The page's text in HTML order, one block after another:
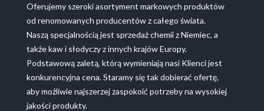
Oferujemy szeroki asortyment markowych produktów
od renomowanych producentów z całego świata.
Naszą specjalnością jest sprzedaż chemii z Niemiec, a
także kaw i słodyczy z innych krajów Europy.
Podstawową zaletą, którą wymieniają nasi Klienci jest
konkurencyjna cena. Staramy się tak dobierać ofertę,
aby możliwie najszerzej zaspokoić potrzeby na wysokiej
jakości produkty.